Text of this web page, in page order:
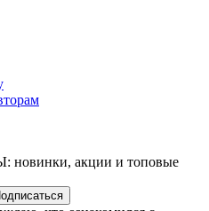
акции и топовые